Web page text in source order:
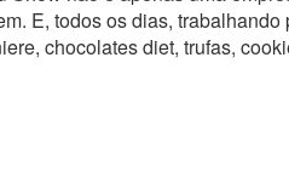
E, todos os dias,
chocolates diet, trufas,